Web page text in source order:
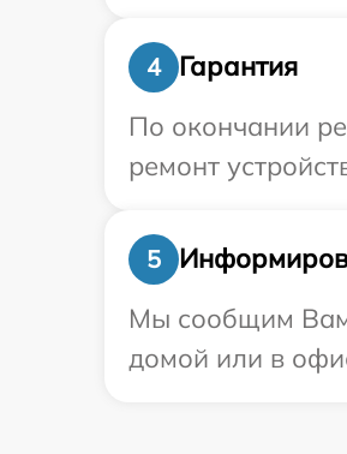
4
Гарантия
По окончании
ремонт
5
Мы сообщим Вам
домой или в